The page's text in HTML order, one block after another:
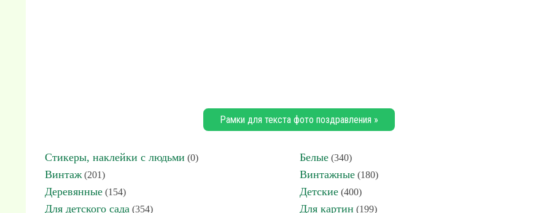
Рамки для текста фото поздравления »
Стикеры, наклейки с людьми (0) Белые (340)
Винтаж (201) Винтажные (180)
Деревянные (154) Детские (400)
Для детского сада (354) Для картин (199)